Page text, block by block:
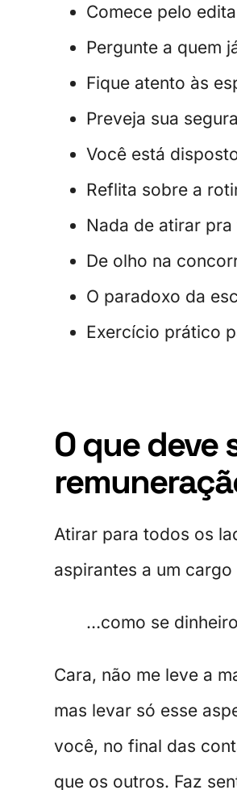
Comece pelo
Pergunte a quem
Fique atento às
Preveja sua
Você está
Reflita sobre a
Nada de atirar
De olho na
O paradoxo da
Exercício prático
O que deve
Atirar para todos os
aspirantes a um
…como se
Cara, não me leve a
mas levar só esse
você, no final das
que os outros. Faz